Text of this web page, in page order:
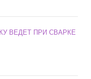
ВЕДЕТ ПРИ СВАРКЕ